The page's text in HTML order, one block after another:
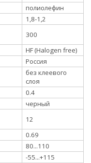
полиолефин
1,8-1,2
300
HF (Halogen free)
Россия
без клеевого
слоя
0.4
черный
12
0.69
80...110
-55...+115